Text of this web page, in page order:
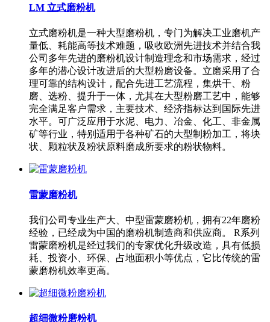
LM 立式磨粉机
立式磨粉机是一种大型磨粉机，专门为解决工业磨机产
量低、耗能高等技术难题，吸收欧洲先进技术并结合我
公司多年先进的磨粉机设计制造理念和市场需求，经过
多年的潜心设计改进后的大型粉磨设备。立磨采用了合
理可靠的结构设计，配合先进工艺流程，集烘干、粉
磨、选粉、提升于一体，尤其在大型粉磨工艺中，能够
完全满足客户需求，主要技术、经济指标达到国际先进
水平。可广泛应用于水泥、电力、冶金、化工、非金属
矿等行业，特别适用于各种矿石的大型制粉加工，将块
状、颗粒状及粉状原料磨成所要求的粉状物料。
雷蒙磨粉机
我们公司专业生产大、中型雷蒙磨粉机，拥有22年磨粉
经验，已经成为中国的磨粉机制造商和供应商。 R系列
雷蒙磨粉机是经过我们的专家优化升级改造，具有低损
耗、投资小、环保、占地面积小等优点，它比传统的雷
蒙磨粉机效率更高。
超细微粉磨粉机